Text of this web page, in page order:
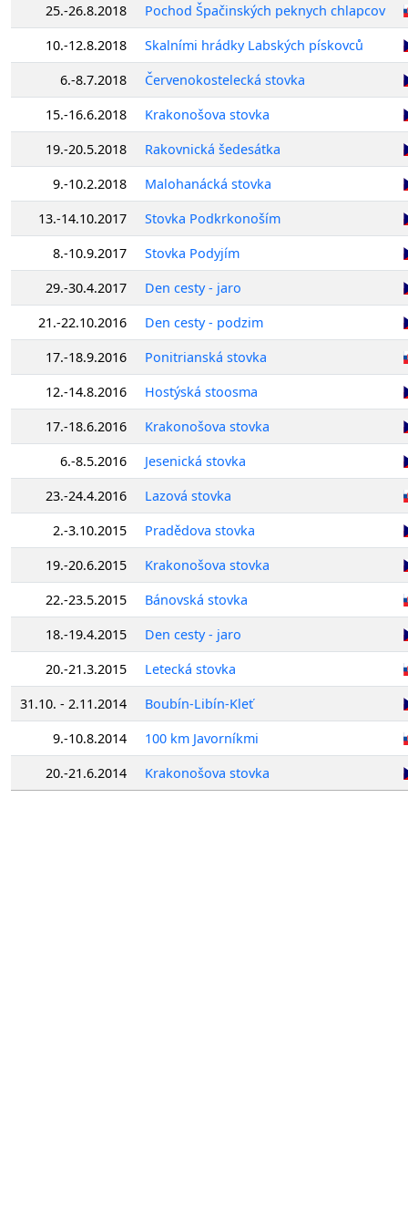
25.-26.8.2018
Pochod Špačinských peknych chlapcov
10.-12.8.2018
Skalními hrádky Labských pískovců
6.-8.7.2018
Červenokostelecká stovka
15.-16.6.2018
Krakonošova stovka
19.-20.5.2018
Rakovnická šedesátka
9.-10.2.2018
Malohanácká stovka
13.-14.10.2017
Stovka Podkrkonoším
8.-10.9.2017
Stovka Podyjím
29.-30.4.2017
Den cesty - jaro
21.-22.10.2016
Den cesty - podzim
17.-18.9.2016
Ponitrianská stovka
12.-14.8.2016
Hostýská stoosma
17.-18.6.2016
Krakonošova stovka
6.-8.5.2016
Jesenická stovka
23.-24.4.2016
Lazová stovka
2.-3.10.2015
Pradědova stovka
19.-20.6.2015
Krakonošova stovka
22.-23.5.2015
Bánovská stovka
18.-19.4.2015
Den cesty - jaro
20.-21.3.2015
Letecká stovka
31.10. - 2.11.2014
Boubín-Libín-Kleť
9.-10.8.2014
100 km Javorníkmi
20.-21.6.2014
Krakonošova stovka